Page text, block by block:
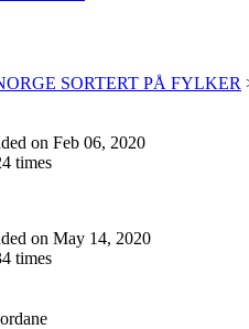
SORTERT PÅ FYLKER
on Feb 06, 2020
times
on May 14, 2020
times